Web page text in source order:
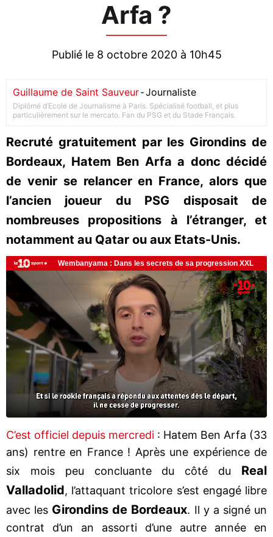
Arfa ?
Publié le 8 octobre 2020 à 10h45
Guillaume de Saint Sauveur-Journaliste
Diplômé d’Ecole de Journalisme à Paris. Spécialisé football, et plus
particulièrement sur le mercato. Fan du PSG et du Stade Français.
Recruté gratuitement par les Girondins de
Bordeaux, Hatem Ben Arfa a donc décidé
de venir se relancer en France, alors que
l’ancien joueur du PSG disposait de
nombreuses propositions à l’étranger, et
notamment au Qatar ou aux Etats-Unis.
C’est officiel depuis mercredi : Hatem Ben Arfa (33
ans) rentre en France ! Après une expérience de
six mois peu concluante du côté du Real
Valladolid, l’attaquant tricolore s’est engagé libre
avec les Girondins de Bordeaux. Il y a signé un
contrat d’un an assorti d’une autre année en